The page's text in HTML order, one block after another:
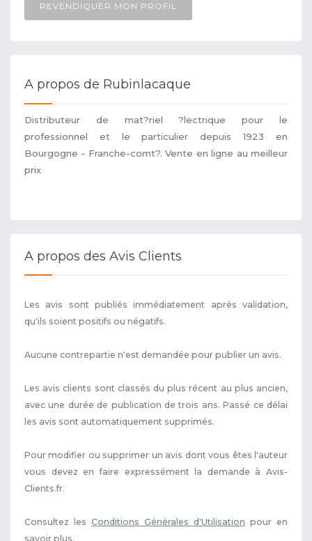
REVENDIQUER MON PROFIL
A propos de Rubinlacaque
Distributeur de mat?riel ?lectrique pour le
professionnel et le particulier depuis 1923 en
Bourgogne - Franche-comt?. Vente en ligne au meilleur
prix
A propos des Avis Clients
Les avis sont publiés immédiatement après validation,
qu'ils soient positifs ou négatifs.
Aucune contrepartie n'est demandée pour publier un avis.
Les avis clients sont classés du plus récent au plus ancien,
avec une durée de publication de trois ans. Passé ce délai
les avis sont automatiquement supprimés.
Pour modifier ou supprimer un avis dont vous êtes l'auteur
vous devez en faire expressément la demande à Avis-
Clients.fr.
Consultez les Conditions Générales d'Utilisation pour en
savoir plus.